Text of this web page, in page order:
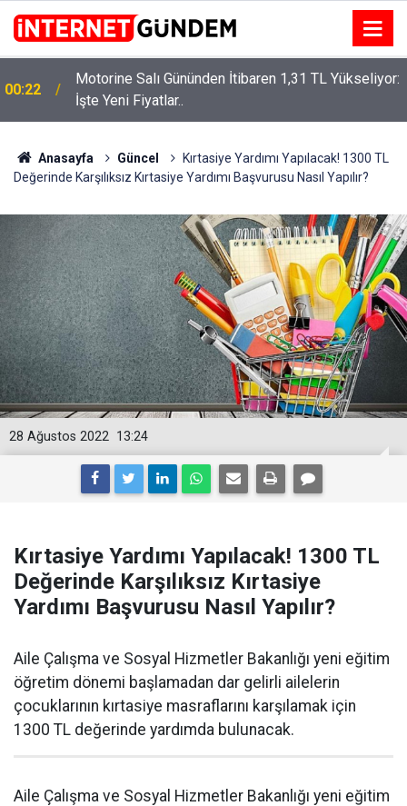
00:22
Motorine Salı Gününden İtibaren 1,31 TL Yükseliyor:
İşte Yeni Fiyatlar..
Anasayfa Güncel
Kırtasiye Yardımı Yapılacak! 1300 TL
Değerinde Karşılıksız Kırtasiye Yardımı Başvurusu Nasıl Yapılır?
13:24
28 Ağustos 2022
Kırtasiye Yardımı Yapılacak! 1300 TL
Değerinde Karşılıksız Kırtasiye
Yardımı Başvurusu Nasıl Yapılır?
Aile Çalışma ve Sosyal Hizmetler Bakanlığı yeni eğitim
öğretim dönemi başlamadan dar gelirli ailelerin
çocuklarının kırtasiye masraflarını karşılamak için
1300 TL değerinde yardımda bulunacak.
Aile Çalışma ve Sosyal Hizmetler Bakanlığı yeni eğitim